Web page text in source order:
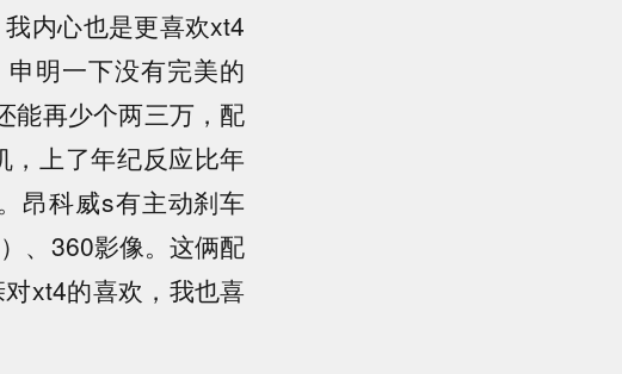
内心也是更喜欢xt4
明一下没有完美的
能再少个两三万，配
，上了年纪反应比年
昂科威s有主动刹车
、360影像。这俩配
xt4的喜欢，我也喜